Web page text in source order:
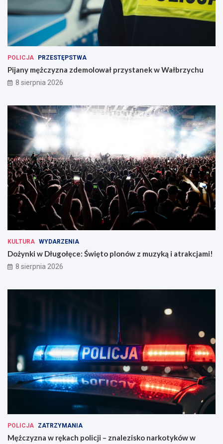
POLICJA PRZESTĘPSTWA
Pijany mężczyzna zdemolował przystanek w Wałbrzychu
8 sierpnia 2026
KULTURA WYDARZENIA
Dożynki w Długołęce: Święto plonów z muzyką i atrakcjami!
8 sierpnia 2026
POLICJA ZATRZYMANIA
Mężczyzna w rękach policji – znalezisko narkotyków w